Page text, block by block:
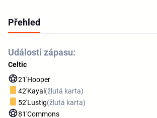
Přehled
Události zápasu:
Celtic
21'Hooper
42'Kayal(žlutá karta)
52'Lustig(žlutá karta)
81'Commons